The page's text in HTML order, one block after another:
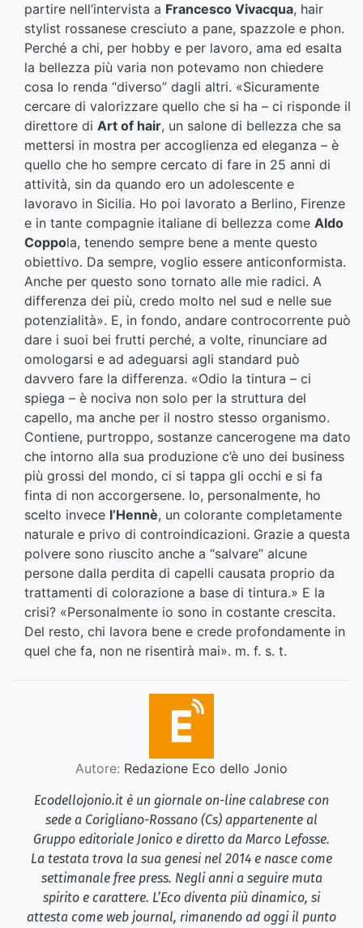
partire nell’intervista a Francesco Vivacqua, hair
stylist rossanese cresciuto a pane, spazzole e phon.
Perché a chi, per hobby e per lavoro, ama ed esalta
la bellezza più varia non potevamo non chiedere
cosa lo renda “diverso” dagli altri. «Sicuramente
cercare di valorizzare quello che si ha – ci risponde il
direttore di Art of hair, un salone di bellezza che sa
mettersi in mostra per accoglienza ed eleganza – è
quello che ho sempre cercato di fare in 25 anni di
attività, sin da quando ero un adolescente e
lavoravo in Sicilia. Ho poi lavorato a Berlino, Firenze
e in tante compagnie italiane di bellezza come Aldo
Coppola, tenendo sempre bene a mente questo
obiettivo. Da sempre, voglio essere anticonformista.
Anche per questo sono tornato alle mie radici. A
differenza dei più, credo molto nel sud e nelle sue
potenzialità». E, in fondo, andare controcorrente può
dare i suoi bei frutti perché, a volte, rinunciare ad
omologarsi e ad adeguarsi agli standard può
davvero fare la differenza. «Odio la tintura – ci
spiega – è nociva non solo per la struttura del
capello, ma anche per il nostro stesso organismo.
Contiene, purtroppo, sostanze cancerogene ma dato
che intorno alla sua produzione c’è uno dei business
più grossi del mondo, ci si tappa gli occhi e si fa
finta di non accorgersene. Io, personalmente, ho
scelto invece l’Hennè, un colorante completamente
naturale e privo di controindicazioni. Grazie a questa
polvere sono riuscito anche a “salvare” alcune
persone dalla perdita di capelli causata proprio da
trattamenti di colorazione a base di tintura.» E la
crisi? «Personalmente io sono in costante crescita.
Del resto, chi lavora bene e crede profondamente in
quel che fa, non ne risentirà mai». m. f. s. t.
Autore: Redazione Eco dello Jonio
Ecodellojonio.it è un giornale on-line calabrese con
sede a Corigliano-Rossano (Cs) appartenente al
Gruppo editoriale Jonico e diretto da Marco Lefosse.
La testata trova la sua genesi nel 2014 e nasce come
settimanale free press. Negli anni a seguire muta
spirito e carattere. L’Eco diventa più dinamico, si
attesta come web journal, rimanendo ad oggi il punto